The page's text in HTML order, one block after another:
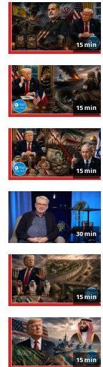
15 min
15 min
15 min
30 min
15 min
15 min